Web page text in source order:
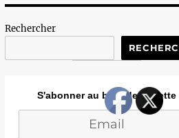
Rechercher
S'abonner au blog de Cozette